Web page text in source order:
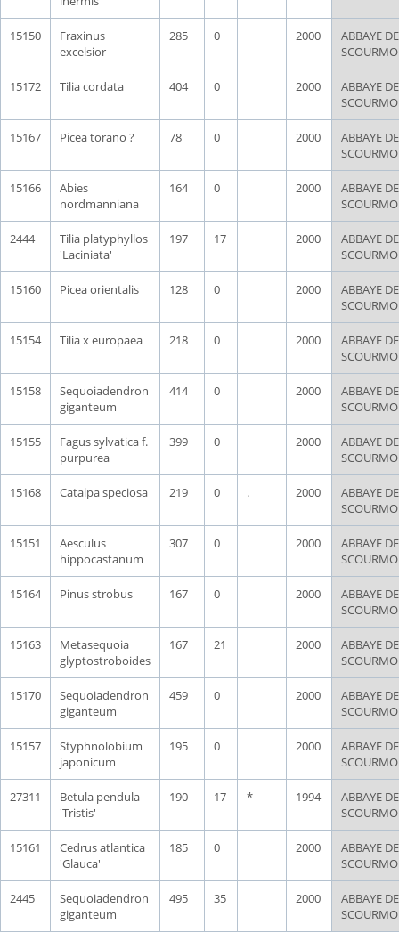
15150
Fraxinus
excelsior
285 0 2000
ABBAYE DE
15172 Tilia cordata 404 0 2000
ABBAYE DE
15167 Picea torano ? 78 0 2000
ABBAYE DE
15166
Abies
nordmanniana
164 0 2000
ABBAYE DE
2444
Tilia platyphyllos
'Laciniata'
197 17 2000
ABBAYE DE
15160 Picea orientalis 128 0 2000
ABBAYE DE
15154 Tilia x europaea 218 0 2000
ABBAYE DE
15158
Sequoiadendron
giganteum
414 0 2000
ABBAYE DE
15155
Fagus sylvatica f.
purpurea
399 0 2000
ABBAYE DE
15168 Catalpa speciosa 219 0 . 2000
ABBAYE DE
15151
Aesculus
hippocastanum
307 0 2000
ABBAYE DE
15164 Pinus strobus 167 0 2000
ABBAYE DE
15163
Metasequoia
glyptostroboides
167 21 2000
ABBAYE DE
15170
Sequoiadendron
giganteum
459 0 2000
ABBAYE DE
15157
Styphnolobium
japonicum
195 0 2000
ABBAYE DE
27311
Betula pendula
'Tristis'
190 17 * 1994
ABBAYE DE
15161
Cedrus atlantica
'Glauca'
185 0 2000
ABBAYE DE
2445
Sequoiadendron
giganteum
495 35 2000
ABBAYE DE